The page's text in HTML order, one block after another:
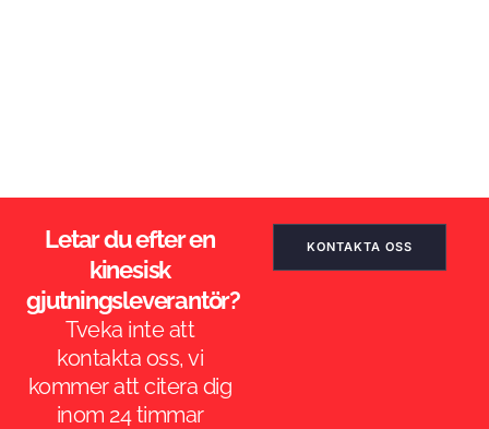
Letar du efter en
kinesisk
gjutningsleverantör?
Tveka inte att
kontakta oss, vi
kommer att citera dig
inom 24 timmar
KONTAKTA OSS